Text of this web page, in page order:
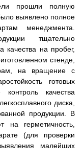
прошли полную
выявлено полное
менеджмента.
тщательно
качества на пробег,
стенде,
на вращение с
готовых
качества
диска,
продукции. В
на герметичность,
(для проверки
малейших